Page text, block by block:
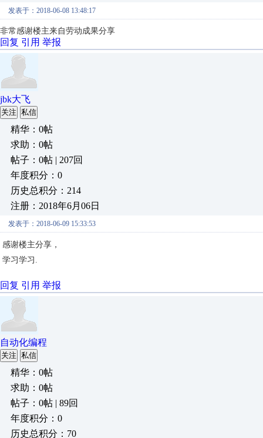
发表于：2018-06-08 13:48:17
非常感谢楼主来自劳动成果分享
回复 引用 举报
jbk大飞
关注 私信
精华：0帖
求助：0帖
帖子：0帖 | 207回
年度积分：0
历史总积分：214
注册：2018年6月06日
发表于：2018-06-09 15:33:53
感谢楼主分享，
学习学习.
回复 引用 举报
自动化编程
关注 私信
精华：0帖
求助：0帖
帖子：0帖 | 89回
年度积分：0
历史总积分：70